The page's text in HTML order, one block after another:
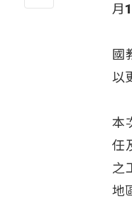
月
國
以
本
任
之
地